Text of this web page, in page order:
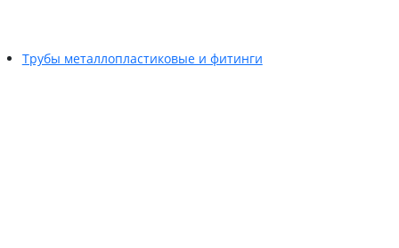
Трубы металлопластиковые и фитинги